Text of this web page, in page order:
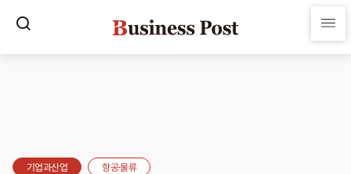
기업과산업 항공·물류